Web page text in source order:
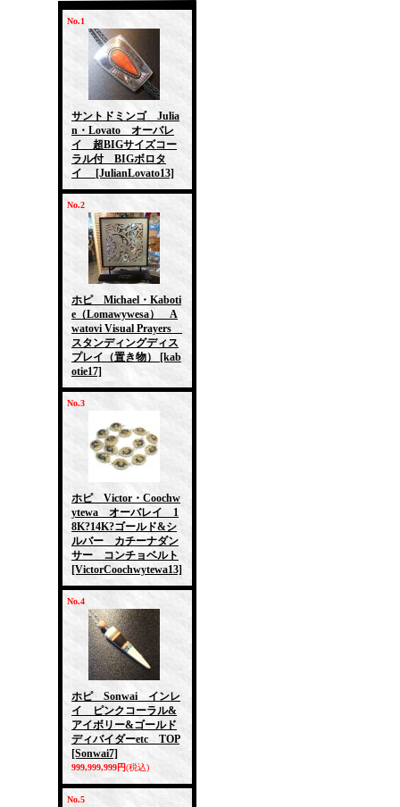
No.1
サントドミンゴ Julia
n・Lovato オーバレ
イ 超BIGサイズコー
ラル付 BIGボロタ
イ
[JulianLovato13]
No.2
ホピ Michael・Kaboti
e（Lomawywesa） A
watovi Visual Prayers
スタンディングディス
プレイ（置き物）
[kab
otie17]
No.3
ホピ Victor・Coochw
ytewa オーバレイ 1
8K?14K?ゴールド&シ
ルバー カチーナダン
サー コンチョベルト
[VictorCoochwytewa13]
No.4
ホピ Sonwai インレ
イ ピンクコーラル&
アイボリー&ゴールド
ディバイダーetc TOP
[Sonwai7]
999,999,999円(税込)
No.5